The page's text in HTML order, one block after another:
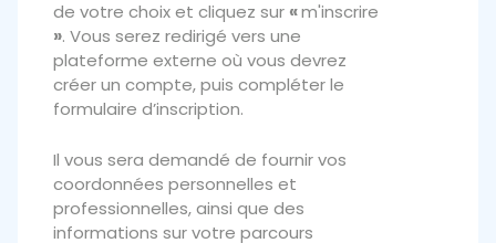
de votre choix et cliquez sur «m'inscrire
». Vous serez redirigé vers une
plateforme externe où vous devrez
créer un compte, puis compléter le
formulaire d’inscription.
Il vous sera demandé de fournir vos
coordonnées personnelles et
professionnelles, ainsi que des
informations sur votre parcours